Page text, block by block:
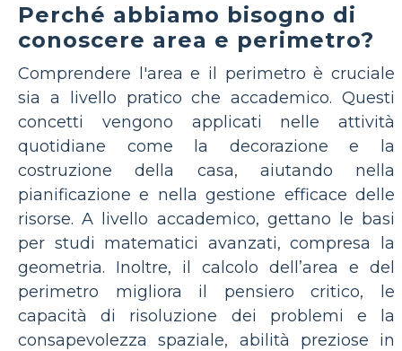
Perché abbiamo bisogno di
conoscere area e perimetro?
Comprendere l'area e il perimetro è cruciale
sia a livello pratico che accademico. Questi
concetti vengono applicati nelle attività
quotidiane come la decorazione e la
costruzione della casa, aiutando nella
pianificazione e nella gestione efficace delle
risorse. A livello accademico, gettano le basi
per studi matematici avanzati, compresa la
geometria. Inoltre, il calcolo dell’area e del
perimetro migliora il pensiero critico, le
capacità di risoluzione dei problemi e la
consapevolezza spaziale, abilità preziose in